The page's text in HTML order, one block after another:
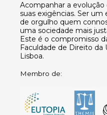
Acompanhar a
suas exigências. Ser
de orgulho quem
uma sociedade mais
Este é o compromisso
Faculdade de Direito da
Lisboa.
Membro de: